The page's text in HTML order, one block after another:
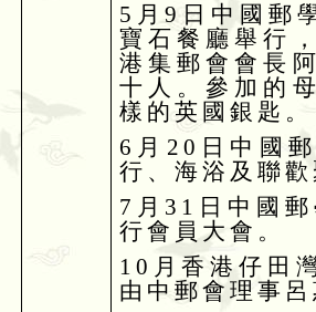
5 月9 日中國郵
寶石餐廳舉行
港集郵會會長
十人。參加的
樣的英國銀匙。
6 月 20 日中國
行、海浴及聯
7 月 31 日中國
行會員大會。
10 月香港仔田
由中郵會理事